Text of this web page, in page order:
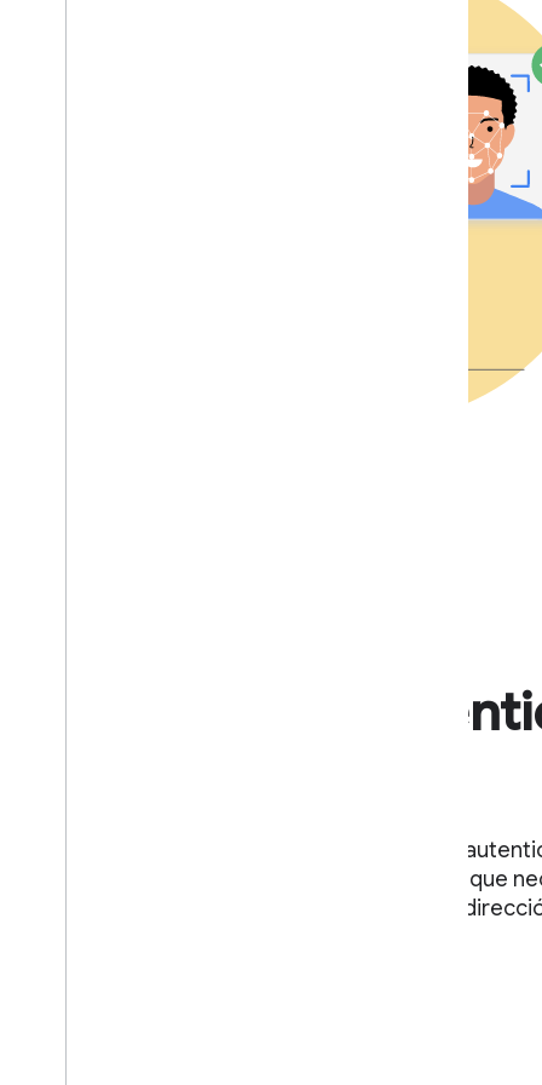
Opciones de
Ofrecemos a los emisores la capacidad de
varias maneras, según el nivel de seguridad que
(p.ej., coincidencia facial, carta enviada a la